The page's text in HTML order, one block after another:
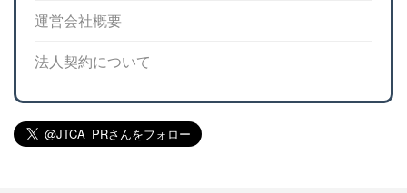
運営会社概要
法人契約について